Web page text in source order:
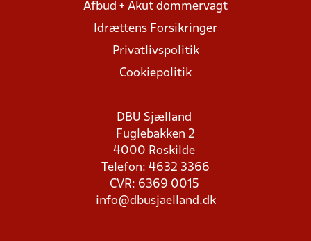
Afbud + Akut dommervagt
Idrættens Forsikringer
Privatlivspolitik
Cookiepolitik
DBU Sjælland
Fuglebakken 2
4000 Roskilde
Telefon: 4632 3366
CVR: 6369 0015
info@dbusjaelland.dk